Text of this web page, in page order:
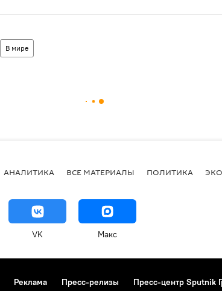
В мире
АНАЛИТИКА ВСЕ МАТЕРИАЛЫ ПОЛИТИКА
VK Макс
Реклама Пресс-релизы Пресс-центр Sputnik